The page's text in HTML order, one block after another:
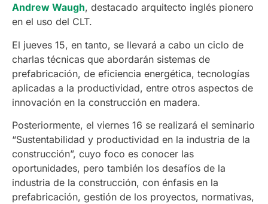
Andrew Waugh, destacado arquitecto inglés pionero
en el uso del CLT.
El jueves 15, en tanto, se llevará a cabo un ciclo de
charlas técnicas que abordarán sistemas de
prefabricación, de eficiencia energética, tecnologías
aplicadas a la productividad, entre otros aspectos de
innovación en la construcción en madera.
Posteriormente, el viernes 16 se realizará el seminario
“Sustentabilidad y productividad en la industria de la
construcción”, cuyo foco es conocer las
oportunidades, pero también los desafíos de la
industria de la construcción, con énfasis en la
prefabricación, gestión de los proyectos, normativas,